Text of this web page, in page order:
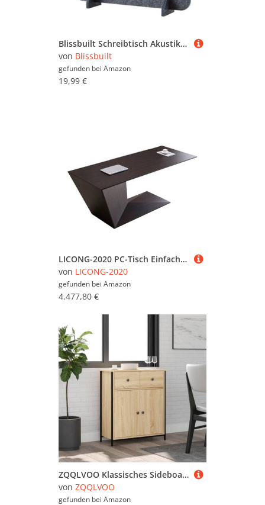
Blissbuilt Schreibtisch Akustikwand Schalldämmender Sichtschutz Freistehend,Filz Freistehender akustischer Schreibtischteiler,Reduzieren Sie Lärm und visuelle Ablenkungen,für Schule,Büro,Bibliothek
von Blissbuilt
gefunden bei Amazon
19,99 €
LICONG-2020 PC-Tisch Einfacher moderner Leichter Luxus-Design-Studiertisch Villa-Bürotisch PC-Tisch Chefschreibtisch Massivholzmaserung(220 * 70 * 75cm)
von LICONG-2020
gefunden bei Amazon
4.477,80 €
ZQQLVOO Klassisches Sideboard aus Holzwerkstoff mit großer Stauraum-Kapazität und verstellbaren Beinen für Stabilität, Sideboard mit robuster Oberplatte für Dekoartikel.
von ZQQLVOO
gefunden bei Amazon